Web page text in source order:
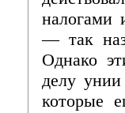
налогами
— так
Однако
делу
которые